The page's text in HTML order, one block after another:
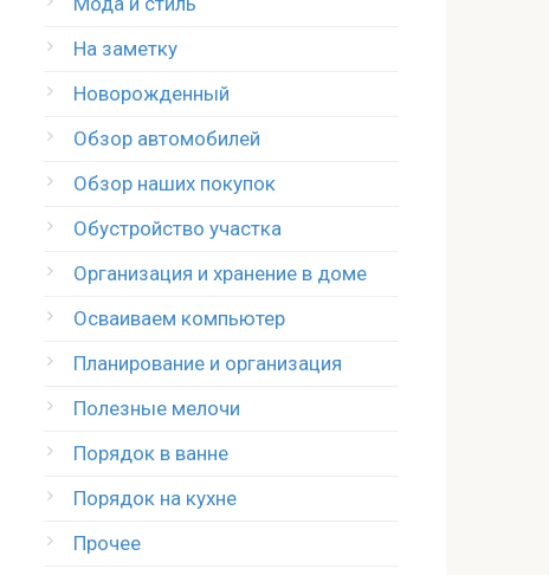
На заметку
Новорожденный
Обзор автомобилей
Обзор наших покупок
Обустройство участка
Организация и хранение в доме
Осваиваем компьютер
Планирование и организация
Полезные мелочи
Порядок в ванне
Порядок на кухне
Прочее